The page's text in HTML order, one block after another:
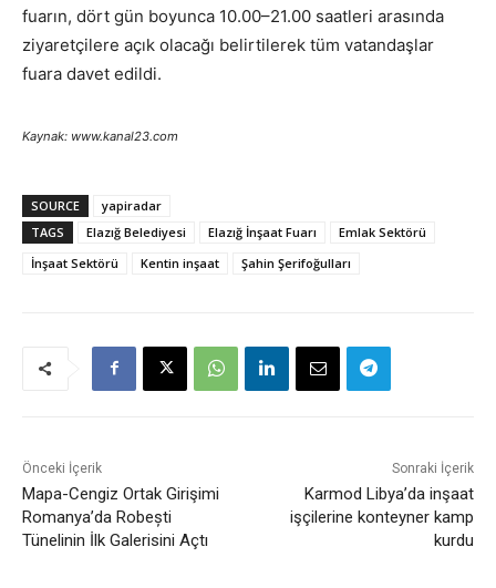
fuarın, dört gün boyunca 10.00–21.00 saatleri arasında
ziyaretçilere açık olacağı belirtilerek tüm vatandaşlar
fuara davet edildi.
Kaynak: www.kanal23.com
SOURCE
yapiradar
TAGS
Elazığ Belediyesi Elazığ İnşaat Fuarı
Emlak Sektörü
İnşaat Sektörü
Kentin inşaat Şahin Şerifoğulları
Önceki İçerik
Mapa-Cengiz Ortak Girişimi
Romanya’da Robești
Tünelinin İlk Galerisini Açtı
Sonraki İçerik
Karmod Libya’da inşaat
işçilerine konteyner kamp
kurdu